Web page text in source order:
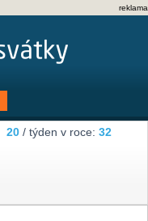
reklama
20 / týden v roce:32